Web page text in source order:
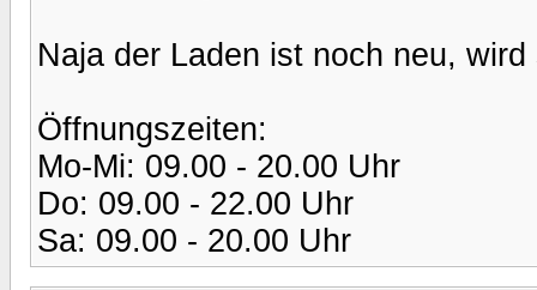
Naja der Laden ist noch neu,
Öffnungszeiten:
Mo-Mi: 09.00 - 20.00 Uhr
Do: 09.00 - 22.00 Uhr
Sa: 09.00 - 20.00 Uhr